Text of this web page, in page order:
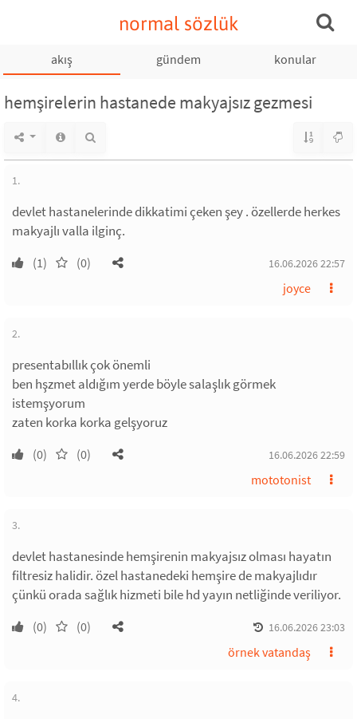
normal sözlük
akış gündem konular
hemşirelerin hastanede makyajsız gezmesi
1.
devlet hastanelerinde dikkatimi çeken şey . özellerde herkes
makyajlı valla ilginç.
(1) (0) 16.06.2026 22:57
joyce
2.
presentabıllık çok önemli
ben hşzmet aldığım yerde böyle salaşlık görmek
istemşyorum
zaten korka korka gelşyoruz
(0) (0) 16.06.2026 22:59
mototonist
3.
devlet hastanesinde hemşirenin makyajsız olması hayatın
filtresiz halidir. özel hastanedeki hemşire de makyajlıdır
çünkü orada sağlık hizmeti bile hd yayın netliğinde veriliyor.
(0) (0) 16.06.2026 23:03
örnek vatandaş
4.